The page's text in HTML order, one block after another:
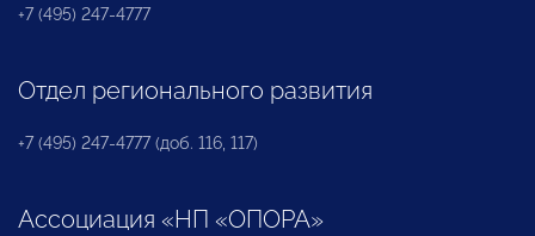
+7 (495) 247-4777
Отдел регионального развития
+7 (495) 247-4777 (доб. 116, 117)
Ассоциация «НП «ОПОРА»